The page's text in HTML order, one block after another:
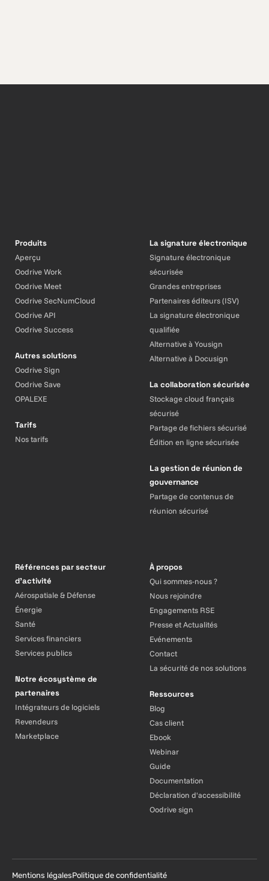
Produits
Aperçu
Oodrive Work
Oodrive Meet
Oodrive SecNumCloud
Oodrive API
Oodrive Success
Autres solutions
Oodrive Sign
Oodrive Save
OPALEXE
Tarifs
Nos tarifs
La signature électronique
Signature électronique
sécurisée
Grandes entreprises
Partenaires éditeurs (ISV)
La signature électronique
qualifiée
Alternative à Yousign
Alternative à Docusign
La collaboration sécurisée
Stockage cloud français
sécurisé
Partage de fichiers sécurisé
Édition en ligne sécurisée
La gestion de réunion de
gouvernance
Partage de contenus de
réunion sécurisé
Références par secteur
d’activité
Aérospatiale & Défense
Énergie
Santé
Services financiers
Services publics
Notre écosystème de
partenaires
Intégrateurs de logiciels
Revendeurs
Marketplace
À propos
Qui sommes-nous ?
Nous rejoindre
Engagements RSE
Presse et Actualités
Evénements
Contact
La sécurité de nos solutions
Ressources
Blog
Cas client
Ebook
Webinar
Guide
Documentation
Déclaration d'accessibilité
Oodrive sign
Mentions légalesPolitique de confidentialité